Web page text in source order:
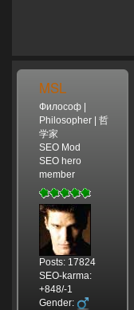
MSL
Философ |
Philosopher | 哲
学家
SEO Mod
SEO hero
member
Posts: 17824
SEO-karma:
+848/-1
Gender: